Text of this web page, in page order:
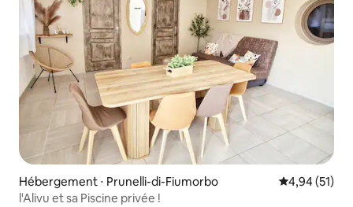
Hébergement ⋅ Prunelli-di-Fiumorbo Évaluation
4,94 (51)
l'Alivu et sa Piscine privée !